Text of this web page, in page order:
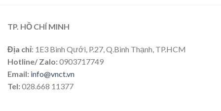
TP. HỒ CHÍ MINH
Địa chỉ: 1E3 Bình Qưới, P.27, Q.Bình Thạnh, TP.HCM
Hotline/ Zalo:0903717749
Email: info@vnct.vn
Tel:028.668 11377